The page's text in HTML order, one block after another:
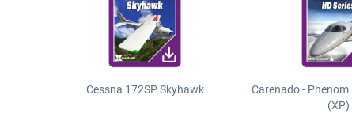
Cessna 172SP Skyhawk
Carenado - Phenom
(XP)